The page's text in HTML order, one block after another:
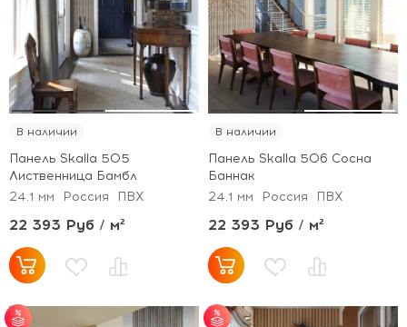
от 100 м² - скидка
10%.
В наличии
Панель Skalla 505
Лиственница Бамбл
24.1 мм
Россия ПВХ
22 393 Руб / м²
от 100 м² - скидка
10%.
В наличии
Панель Skalla 506 Сосна
Баннак
24.1 мм
Россия ПВХ
22 393 Руб / м²